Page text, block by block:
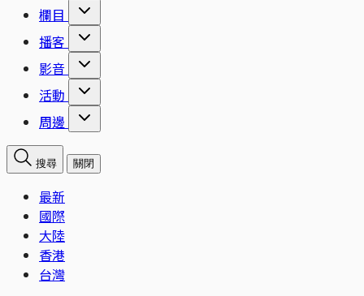
欄目
播客
影音
活動
周邊
搜尋 關閉
最新
國際
大陸
香港
台灣